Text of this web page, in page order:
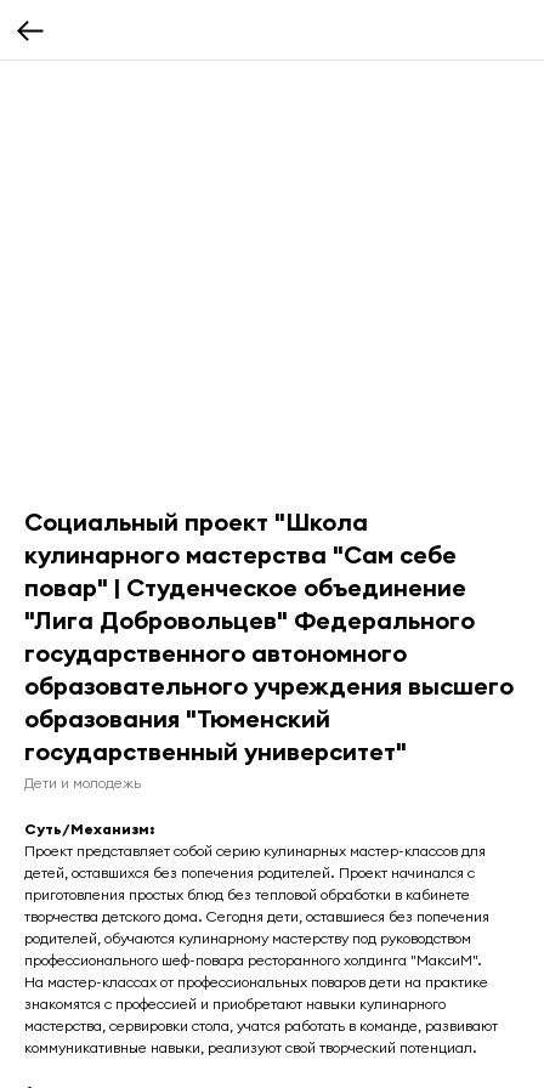
Социальный проект "Школа
кулинарного мастерства "Сам себе
повар" | Студенческое объединение
"Лига Добровольцев" Федерального
государственного автономного
образовательного учреждения высшего
образования "Тюменский
государственный университет"
Дети и молодежь
Суть/Механизм:
Проект представляет собой серию кулинарных мастер-классов для
детей, оставшихся без попечения родителей. Проект начинался с
приготовления простых блюд без тепловой обработки в кабинете
творчества детского дома. Сегодня дети, оставшиеся без попечения
родителей, обучаются кулинарному мастерству под руководством
профессионального шеф-повара ресторанного холдинга "МаксиМ".
На мастер-классах от профессиональных поваров дети на практике
знакомятся с профессией и приобретают навыки кулинарного
мастерства, сервировки стола, учатся работать в команде, развивают
коммуникативные навыки, реализуют свой творческий потенциал.